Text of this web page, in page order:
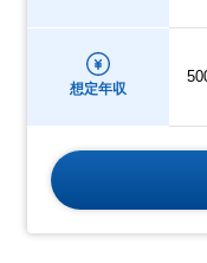
想定年収